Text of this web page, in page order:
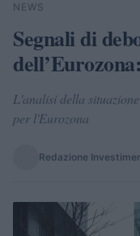
Cerca
NEWS
Segnali di
L'analisi della
per l'Eurozona
Redazione